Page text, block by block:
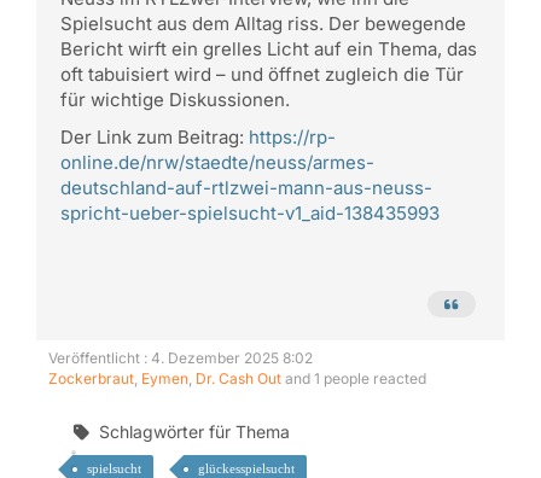
Spielsucht aus dem Alltag riss. Der bewegende
Bericht wirft ein grelles Licht auf ein Thema, das
oft tabuisiert wird – und öffnet zugleich die Tür
für wichtige Diskussionen.
Der Link zum Beitrag: https://rp-
online.de/nrw/staedte/neuss/armes-
deutschland-auf-rtlzwei-mann-aus-neuss-
spricht-ueber-spielsucht-v1_aid-138435993
Veröffentlicht : 4. Dezember 2025 8:02
Zockerbraut, Eymen, Dr. Cash Out and 1 people reacted
Schlagwörter für Thema
spielsucht glückesspielsucht